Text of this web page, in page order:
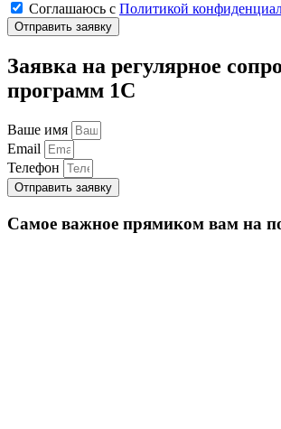
Соглашаюсь с Политикой
Отправить заявку
Заявка на регулярное
программ 1С
Ваше имя
Email
Телефон
Отправить заявку
Самое важное прямиком вам на